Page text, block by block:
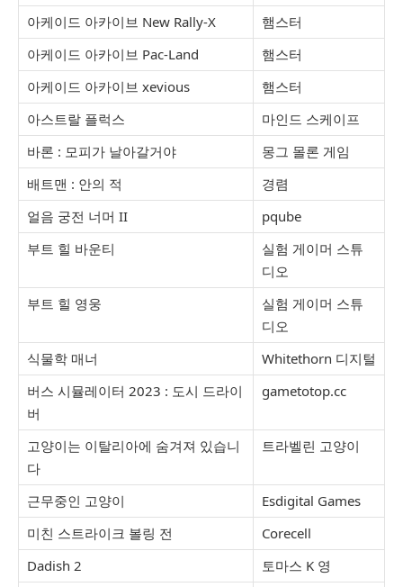
아케이드 아카이브 New Rally-X
햄스터
아케이드 아카이브 Pac-Land
햄스터
아케이드 아카이브 xevious
햄스터
아스트랄 플럭스
마인드 스케이프
바론 : 모피가 날아갈거야
몽그 몰론 게임
배트맨 : 안의 적
경렴
얼음 궁전 너머 II
pqube
부트 힐 바운티
실험 게이머 스튜
디오
부트 힐 영웅
실험 게이머 스튜
디오
식물학 매너
Whitethorn 디지털
버스 시뮬레이터 2023 : 도시 드라이
버
gametotop.cc
고양이는 이탈리아에 숨겨져 있습니
다
트라벨린 고양이
근무중인 고양이
Esdigital Games
미친 스트라이크 볼링 전
Corecell
Dadish 2
토마스 K 영